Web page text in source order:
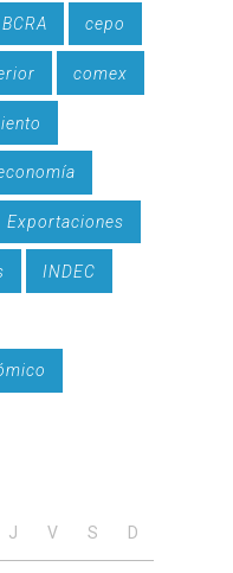
BCRA cepo
comex
Exportaciones
INDEC
J V S D